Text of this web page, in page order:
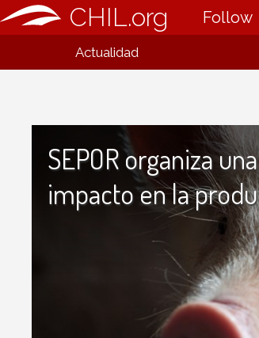
CHIL.org Follow
Actualidad
SEPOR organiza
impacto en la